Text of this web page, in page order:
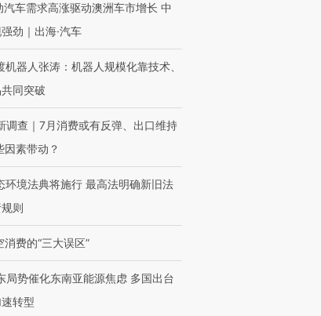
粒摇头丸 尿检体内含3种
度Z世代 用街头抗争将教
博
产
汽车需求高涨驱动澳洲车市增长 中
劲｜出海·汽车
机器人张涛：机器人规模化靠技术、
同突破
调查｜7月消费或有反弹、出口维持
因素带动？
环境法典将施行 最高法明确新旧法
则
消费的“三大误区”
局势催化东南亚能源焦虑 多国出台
转型